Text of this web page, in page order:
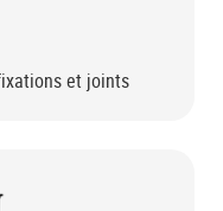
et joints